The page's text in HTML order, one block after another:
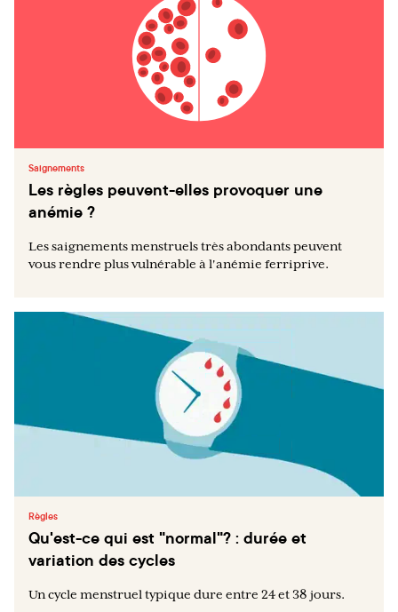
Saignements
Les règles peuvent-elles provoquer une
anémie ?
Les saignements menstruels très abondants peuvent
vous rendre plus vulnérable à l'anémie ferriprive.
Règles
Qu'est-ce qui est "normal"? : durée et
variation des cycles
Un cycle menstruel typique dure entre 24 et 38 jours.